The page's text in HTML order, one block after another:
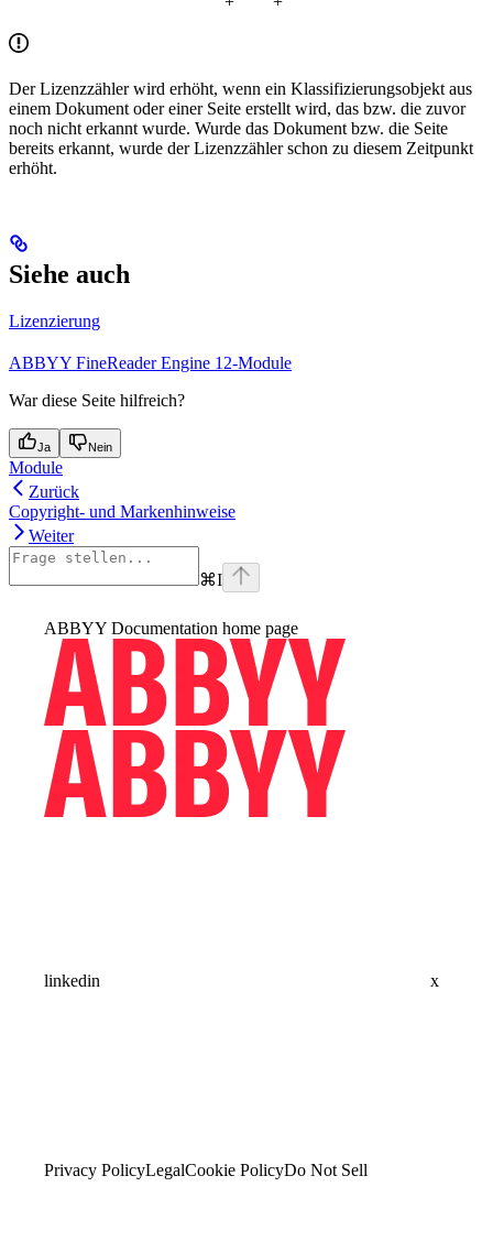
Der Lizenzzähler wird erhöht, wenn ein Klassifizierungsobjekt aus
einem Dokument oder einer Seite erstellt wird, das bzw. die zuvor
noch nicht erkannt wurde. Wurde das Dokument bzw. die Seite
bereits erkannt, wurde der Lizenzzähler schon zu diesem Zeitpunkt
erhöht.
Siehe auch
Lizenzierung
ABBYY FineReader Engine 12-Module
War diese Seite hilfreich?
Ja Nein
Module
Zurück
Copyright- und Markenhinweise
Weiter
⌘I
ABBYY Documentation home page
linkedin x
Privacy PolicyLegalCookie PolicyDo Not Sell